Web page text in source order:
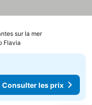
sur la merConsulter
Flavia
Consulter les prix